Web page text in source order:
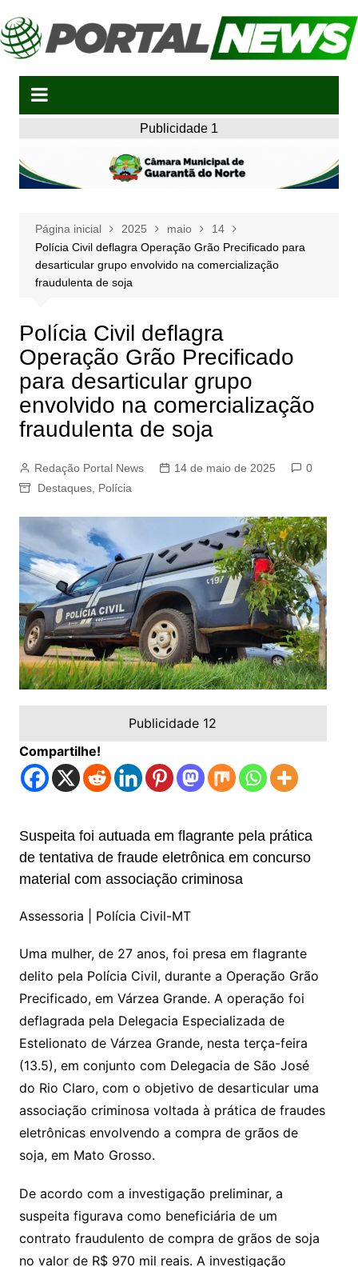
para
o
Publicidade 1
Página inicial 2025 maio
14
Polícia Civil deflagra Operação Grão Precificado para
desarticular grupo envolvido na comercialização
fraudulenta de soja
Polícia Civil deflagra
Operação Grão Precificado
para desarticular grupo
envolvido na comercialização
fraudulenta de soja
Redação Portal News 14 de maio de 2025
0
Destaques, Polícia
Publicidade 12
Compartilhe!
Suspeita foi autuada em flagrante pela prática
de tentativa de fraude eletrônica em concurso
material com associação criminosa
Assessoria | Polícia Civil-MT
Uma mulher, de 27 anos, foi presa em flagrante
delito pela Polícia Civil, durante a Operação Grão
Precificado, em Várzea Grande. A operação foi
deflagrada pela Delegacia Especializada de
Estelionato de Várzea Grande, nesta terça-feira
(13.5), em conjunto com Delegacia de São José
do Rio Claro, com o objetivo de desarticular uma
associação criminosa voltada à prática de fraudes
eletrônicas envolvendo a compra de grãos de
soja, em Mato Grosso.
De acordo com a investigação preliminar, a
suspeita figurava como beneficiária de um
contrato fraudulento de compra de grãos de soja
no valor de R$ 970 mil reais. A investigação